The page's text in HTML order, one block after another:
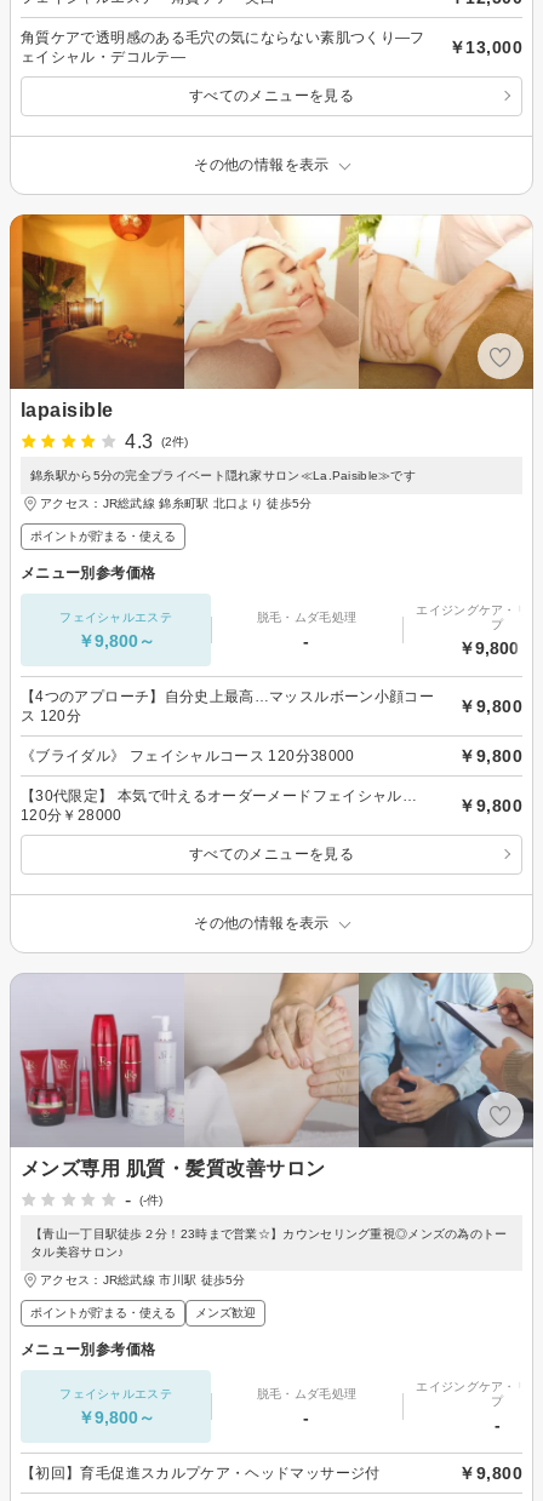
角質ケアで透明感のある毛穴の気にならない素肌つくり―フ
ェイシャル・デコルテ―
￥13,000
すべてのメニューを見る
その他の情報を表示
lapaisible
4.3
(2件)
錦糸駅から5分の完全プライベート隠れ家サロン≪La.Paisible≫です
アクセス：JR総武線 錦糸町駅 北口より 徒歩5分
ポイントが貯まる・使える
メニュー別参考価格
フェイシャルエステ
￥9,800～
脱毛・ムダ毛処理
-
エイジングケア・リ
プ
￥9,800～
【4つのアプローチ】自分史上最高…マッスルボーン小顔コー
ス 120分
￥9,800
《ブライダル》 フェイシャルコース 120分38000 ￥9,800
【30代限定】 本気で叶えるオーダーメードフェイシャル…
120分￥28000
￥9,800
すべてのメニューを見る
その他の情報を表示
メンズ専用 肌質・髪質改善サロン
-
(-件)
【青山一丁目駅徒歩２分！23時まで営業☆】カウンセリング重視◎メンズの為のトー
タル美容サロン♪
アクセス：JR総武線 市川駅 徒歩5分
ポイントが貯まる・使える メンズ歓迎
メニュー別参考価格
フェイシャルエステ
￥9,800～
脱毛・ムダ毛処理
-
エイジングケア・リ
プ
-
【初回】育毛促進スカルプケア・ヘッドマッサージ付 ￥9,800